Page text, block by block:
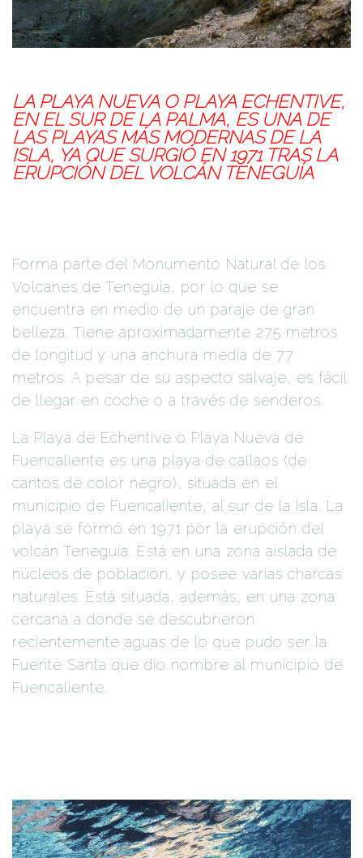
LA PLAYA NUEVA O PLAYA ECHENTIVE,
EN EL SUR DE LA PALMA, ES UNA DE
LAS PLAYAS MÁS MODERNAS DE LA
ISLA, YA QUE SURGIÓ EN 1971 TRAS LA
ERUPCIÓN DEL VOLCÁN TENEGUÍA
Forma parte del Monumento Natural de los
Volcanes de Teneguía, por lo que se
encuentra en medio de un paraje de gran
belleza. Tiene aproximadamente 275 metros
de longitud y una anchura media de 77
metros. A pesar de su aspecto salvaje, es fácil
de llegar en coche o a través de senderos.
La Playa de Echentive o Playa Nueva de
Fuencaliente es una playa de callaos (de
cantos de color negro), situada en el
municipio de Fuencaliente, al sur de la Isla. La
playa se formó en 1971 por la erupción del
volcán Teneguía. Está en una zona aislada de
núcleos de población, y posee varias charcas
naturales. Está situada, además, en una zona
cercana a donde se descubrieron
recientemente aguas de lo que pudo ser la
Fuente Santa que dio nombre al municipio de
Fuencaliente.